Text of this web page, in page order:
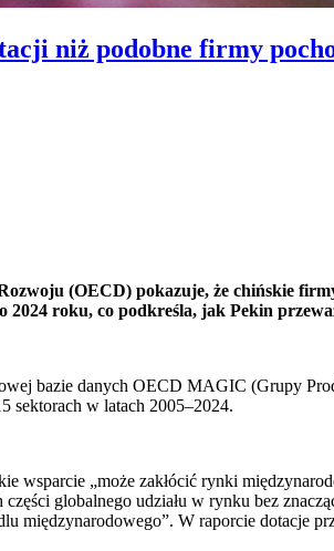
niż podobne firmy
(OECD) pokazuje, że chińskie
roku, co podkreśla, jak Pekin
bazie danych OECD MAGIC (Grupy
sektorach w latach 2005–2024.
wsparcie „może zakłócić rynki
globalnego udziału w rynku bez
W raporcie dotacje